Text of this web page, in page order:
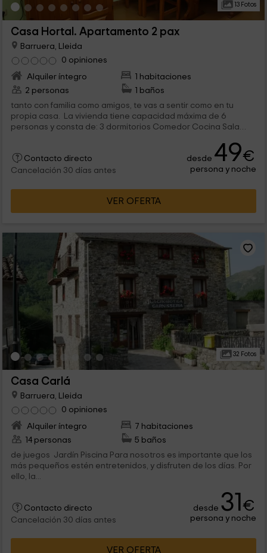
13 Fotos
Casa Hortal. Apartamento 2 pax
Barruera, Lleida
0 opiniones
Alquiler íntegro
1 habitaciones
2 personas
1 baños
tanto con familia como amigos, te vas a sentir como en tu
propia casa. La vivienda tiene capacidad máxima de 6
personas y consta de: 3 dormitorios Comedor Cocina Sala
Contacto directo
Cancelación 30 días antes
desde 49€
persona y noche
VER OFERTA
32 Fotos
Casa Carlá
Barruera, Lleida
0 opiniones
Alquiler íntegro
7 habitaciones
14 personas
5 baños
de juegos Jardín Piscina Para nosotros es importante que los
más pequeños estén entretenidos, y disfruten de los días. Por
ello, la...
Contacto directo
Cancelación 30 días antes
desde 31€
persona y noche
VER OFERTA